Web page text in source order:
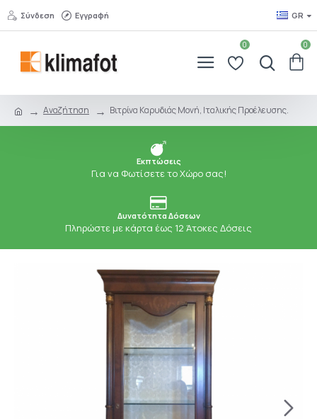
Σύνδεση Εγγραφή GR
0 0
Αναζήτηση Βιτρίνα Καρυδιάς Μονή, Ιταλικής Προέλευσης.
Εκπτώσεις
Για να Φωτίσετε το Χώρο σας!
Δυνατότητα Δόσεων
Πληρώστε με κάρτα έως 12 Άτοκες Δόσεις